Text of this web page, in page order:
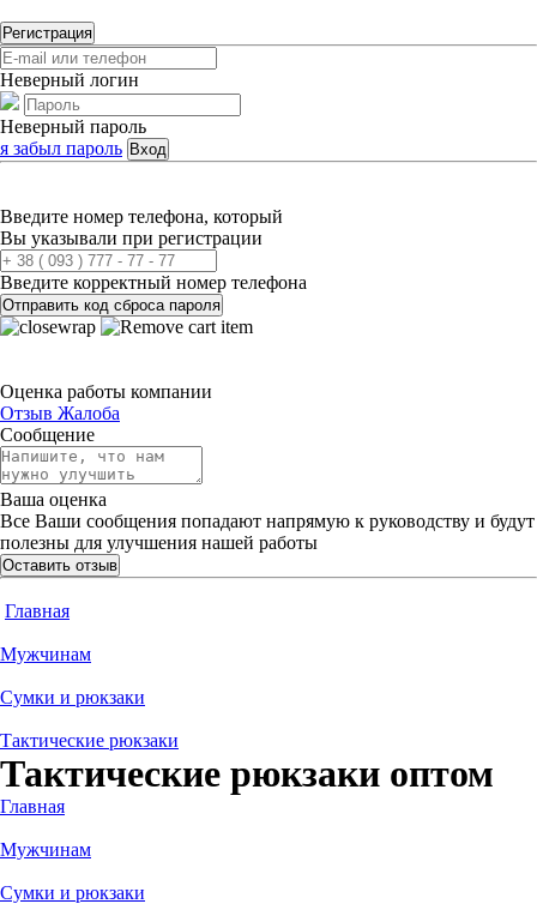
Регистрация
Неверный логин
Неверный пароль
я забыл пароль Вход
Введите номер телефона, который
Вы указывали при регистрации
Введите корректный номер телефона
Отправить код сброса пароля
Оценка работы компании
Отзыв Жалоба
Сообщение
Ваша оценка
Все Ваши сообщения попадают напрямую к руководству и будут
полезны для улучшения нашей работы
Оставить отзыв
Главная
Мужчинам
Сумки и рюкзаки
Тактические рюкзаки
Тактические рюкзаки оптом
Главная
Мужчинам
Сумки и рюкзаки